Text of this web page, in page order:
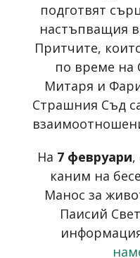
подготвят
настъпващия
Притчите,
по време на
Митаря и
Страшния Съд
На 7 февруари,
каним на
Манос за
Паисий